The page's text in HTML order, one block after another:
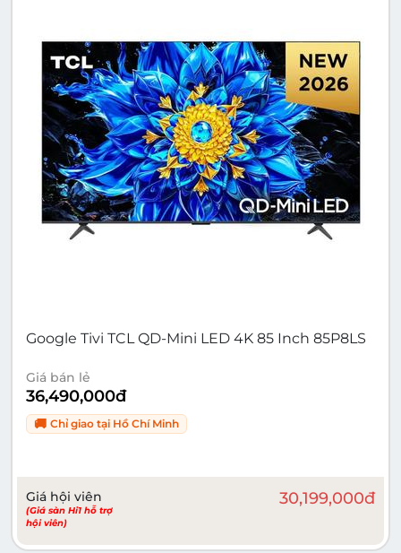
Google Tivi TCL QD-Mini LED 4K 85 Inch 85P8LS
Giá bán lẻ
36,490,000đ
🚚 Chỉ giao tại Hồ Chí Minh
Giá hội viên
(Giá sàn Hi1 hỗ trợ
hội viên)
30,199,000đ